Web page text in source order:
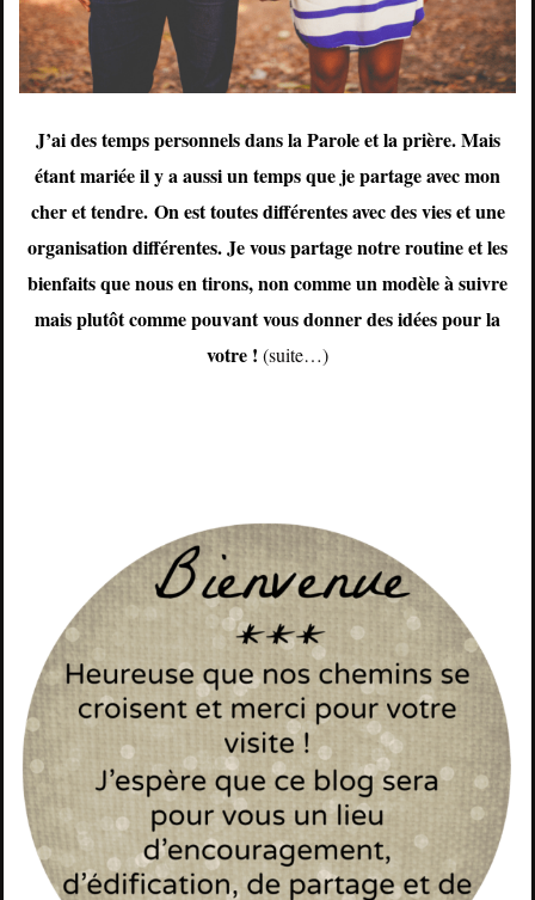
J’ai des temps personnels dans la Parole et la prière. Mais
étant mariée il y a aussi un temps que je partage avec mon
cher et tendre. On est toutes différentes avec des vies et une
organisation différentes. Je vous partage notre routine et les
bienfaits que nous en tirons, non comme un modèle à suivre
mais plutôt comme pouvant vous donner des idées pour la
votre ! (suite…)